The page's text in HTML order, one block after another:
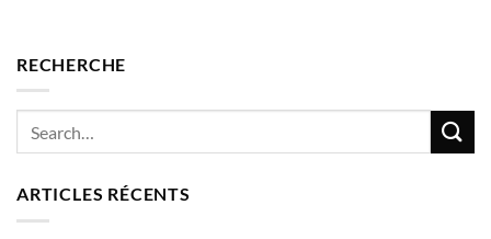
RECHERCHE
ARTICLES RÉCENTS